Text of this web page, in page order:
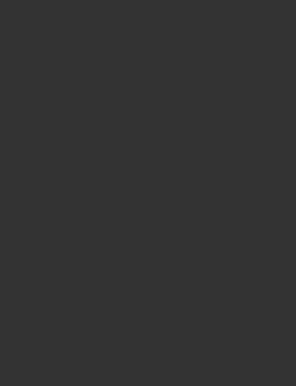
90S PINCH WAIST